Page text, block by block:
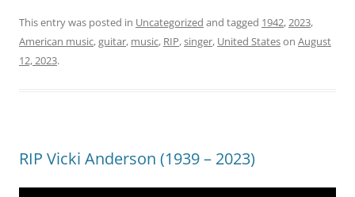
This entry was posted in Uncategorized and tagged 1942,2023,
American music,guitar, music, RIP,singer, United Stateson August
12, 2023.
RIP Vicki Anderson (1939 – 2023)